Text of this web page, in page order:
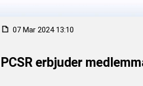
07 Mar 2024 13:10
PCSR erbjuder